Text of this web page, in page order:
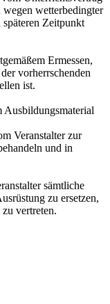
wetterbedingter
Zeitpunkt
Ermessen,
vorherrschenden
ist.
Ausbildungsmaterial
Veranstalter zur
und in
sämtliche
zu ersetzen,
vertreten.